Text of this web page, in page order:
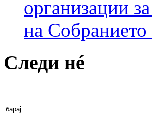
организации
на
Следи нé